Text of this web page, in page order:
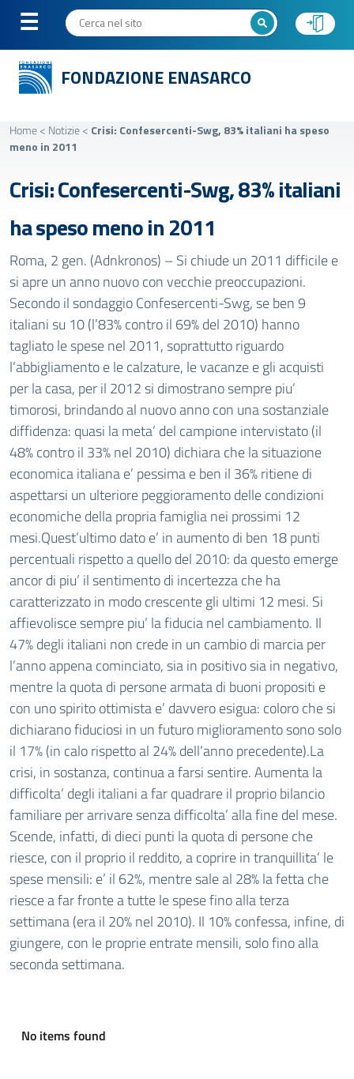
FONDAZIONE ENASARCO
Home< Notizie< Crisi: Confesercenti-Swg, 83% italiani ha speso
meno in 2011
Crisi: Confesercenti-Swg, 83% italiani
ha speso meno in 2011
Roma, 2 gen. (Adnkronos) – Si chiude un 2011 difficile e
si apre un anno nuovo con vecchie preoccupazioni.
Secondo il sondaggio Confesercenti-Swg, se ben 9
italiani su 10 (l’83% contro il 69% del 2010) hanno
tagliato le spese nel 2011, soprattutto riguardo
l’abbigliamento e le calzature, le vacanze e gli acquisti
per la casa, per il 2012 si dimostrano sempre piu’
timorosi, brindando al nuovo anno con una sostanziale
diffidenza: quasi la meta’ del campione intervistato (il
48% contro il 33% nel 2010) dichiara che la situazione
economica italiana e’ pessima e ben il 36% ritiene di
aspettarsi un ulteriore peggioramento delle condizioni
economiche della propria famiglia nei prossimi 12
mesi.Quest’ultimo dato e’ in aumento di ben 18 punti
percentuali rispetto a quello del 2010: da questo emerge
ancor di piu’ il sentimento di incertezza che ha
caratterizzato in modo crescente gli ultimi 12 mesi. Si
affievolisce sempre piu’ la fiducia nel cambiamento. Il
47% degli italiani non crede in un cambio di marcia per
l’anno appena cominciato, sia in positivo sia in negativo,
mentre la quota di persone armata di buoni propositi e
con uno spirito ottimista e’ davvero esigua: coloro che si
dichiarano fiduciosi in un futuro miglioramento sono solo
il 17% (in calo rispetto al 24% dell’anno precedente).La
crisi, in sostanza, continua a farsi sentire. Aumenta la
difficolta’ degli italiani a far quadrare il proprio bilancio
familiare per arrivare senza difficolta’ alla fine del mese.
Scende, infatti, di dieci punti la quota di persone che
riesce, con il proprio il reddito, a coprire in tranquillita’ le
spese mensili: e’ il 62%, mentre sale al 28% la fetta che
riesce a far fronte a tutte le spese fino alla terza
settimana (era il 20% nel 2010). Il 10% confessa, infine, di
giungere, con le proprie entrate mensili, solo fino alla
seconda settimana.
No items found